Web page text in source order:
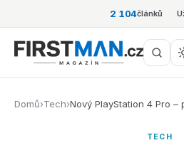
2 104článků
Domů›Tech›Nový PlayStation 4 Pro
TECH